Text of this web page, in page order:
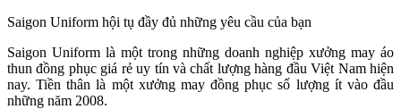
Saigon Uniform hội tụ đầy đủ những yêu cầu của bạn
Saigon Uniform là một trong những doanh nghiệp xưởng may áo
thun đồng phục giá rẻ uy tín và chất lượng hàng đầu Việt Nam hiện
nay. Tiền thân là một xưởng may đồng phục số lượng ít vào đầu
những năm 2008.